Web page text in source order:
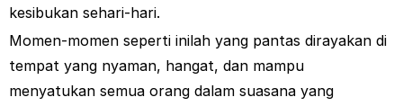
kesibukan sehari-hari.
Momen-momen seperti inilah yang pantas dirayakan di
tempat yang nyaman, hangat, dan mampu
menyatukan semua orang dalam suasana yang